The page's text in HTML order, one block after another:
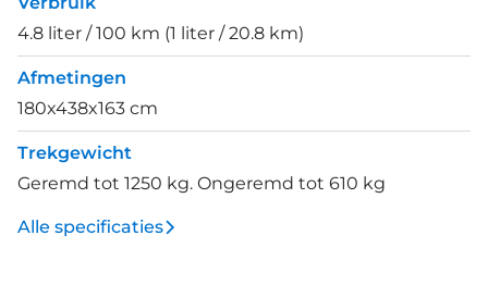
4.8 liter / 100 km (1 liter / 20.8 km)
Afmetingen
180x438x163 cm
Trekgewicht
Geremd tot 1250 kg. Ongeremd tot 610 kg
Alle specificaties